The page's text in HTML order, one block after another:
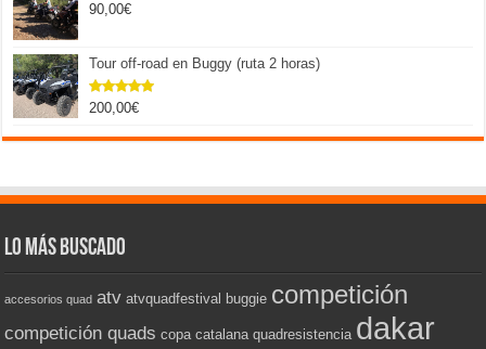
90,00€
Tour off-road en Buggy (ruta 2 horas)
Valorado
de 5
200,00€
Lo más buscado
accesorios quad atv atvquadfestival buggie competición
competición quads copa catalana quadresistencia dakar